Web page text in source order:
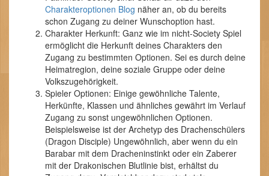
Charakteroptionen Blog näher an, ob du bereits
schon Zugang zu deiner Wunschoption hast.
Charakter Herkunft: Ganz wie im nicht-Society Spiel
ermöglicht die Herkunft deines Charakters den
Zugang zu bestimmten Optionen. Sei es durch deine
Heimatregion, deine soziale Gruppe oder deine
Volkszugehörigkeit.
Spieler Optionen: Einige gewöhnliche Talente,
Herkünfte, Klassen und ähnliches gewährt im Verlauf
Zugang zu sonst ungewöhnlichen Optionen.
Beispielsweise ist der Archetyp des Drachenschülers
(Dragon Disciple) Ungewöhnlich, aber wenn du ein
Barabar mit dem Dracheninstinkt oder ein Zaberer
mit der Drakonischen Blutlinie bist, erhältst du